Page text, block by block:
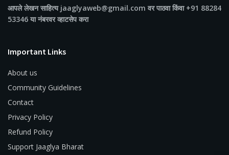
आपले लेखन साहित्य jaaglyaweb@gmail.com वर पाठवा किंवा +91 88284
53346 या नंबरवर व्हाटसेप करा
Important Links
About us
Community Guidelines
Contact
Privacy Policy
Refund Policy
Support Jaaglya Bharat